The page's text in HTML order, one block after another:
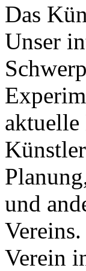
Das
Unser
und
Verein